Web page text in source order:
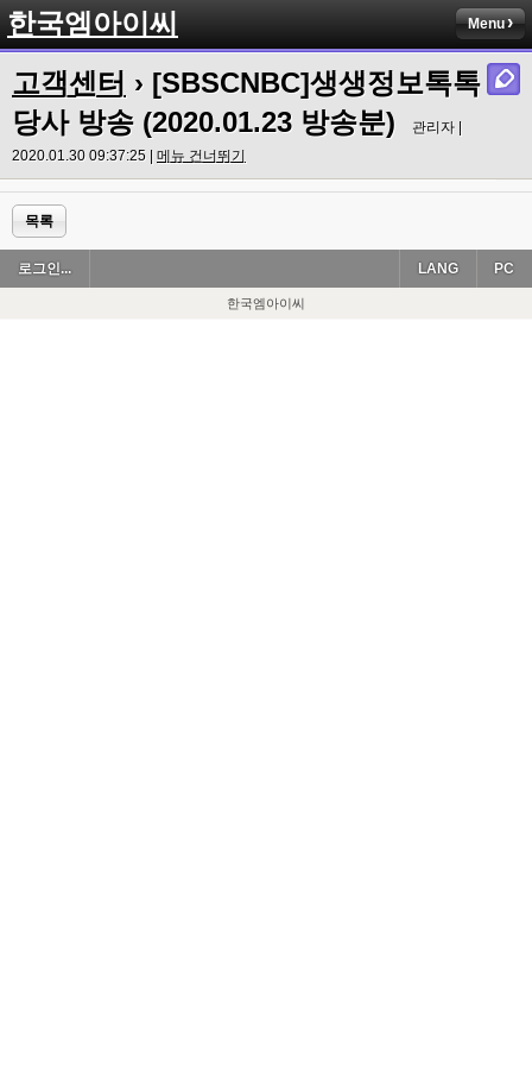
한국엠아이씨 Menu
고객센터 › [SBSCNBC]생생정보톡톡
당사 방송 (2020.01.23 방송분)
관리자 |
2020.01.30 09:37:25 | 메뉴 건너뛰기
목록
로그인... PC
LANG
한국엠아이씨